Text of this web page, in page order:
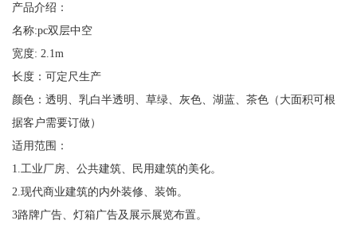
产品介绍：
名称:pc双层中空
宽度: 2.1m
长度：可定尺生产
颜色：透明、乳白半透明、草绿、灰色、湖蓝、茶色（大面积可根
据客户需要订做）
适用范围：
1.工业厂房、公共建筑、民用建筑的美化。
2.现代商业建筑的内外装修、装饰。
3路牌广告、灯箱广告及展示展览布置。